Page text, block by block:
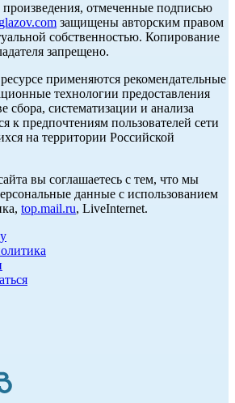
отмеченные подписью
защищены авторским правом
собственностью. Копирование
запрещено.
применяются рекомендательные
технологии предоставления
сбора, систематизации и анализа
к предпочтениям пользователей сети
на территории Российской
вы соглашаетесь с тем, что мы
данные с использованием
top.mail.ru, LiveInternet.